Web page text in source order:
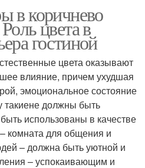
в коричнево
цвета в
гостиной
цвета оказывают
влияние, причем ухудшая
эмоциональное состояние
такиене должны быть
использованы в качестве
комната для общения и
– должна быть уютной и
– успокаивающим и